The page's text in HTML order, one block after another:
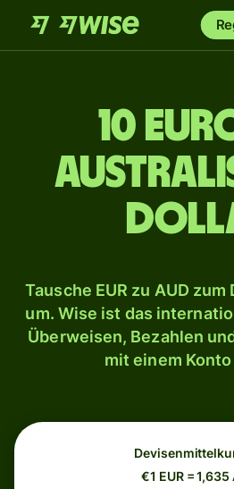
10
Tausche EUR zu AUD
um. Wise ist das
Überweisen, Bezahlen
mit einem
€1 EUR = 1,635